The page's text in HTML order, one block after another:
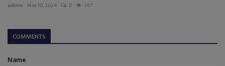
admin Nov 10, 2024 0 267
COMMENTS
Name